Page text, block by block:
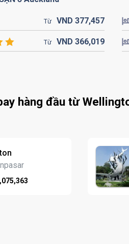
Từ VND 377,457
Từ VND 366,019
hàng đầu từ
363